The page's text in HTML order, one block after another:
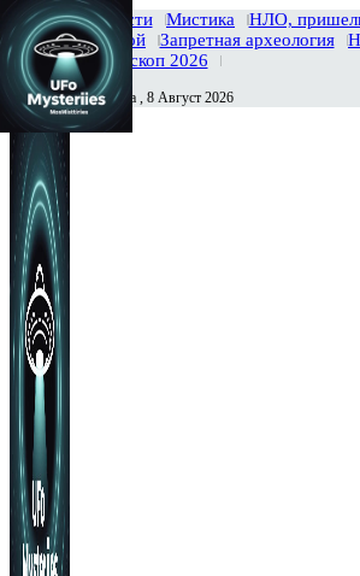
Главная Новости Мистика
НЛО,
Тайны вселенной
Запретная археология
История
Гороскоп 2026
Сегодня Суббота , 8 Август 2026